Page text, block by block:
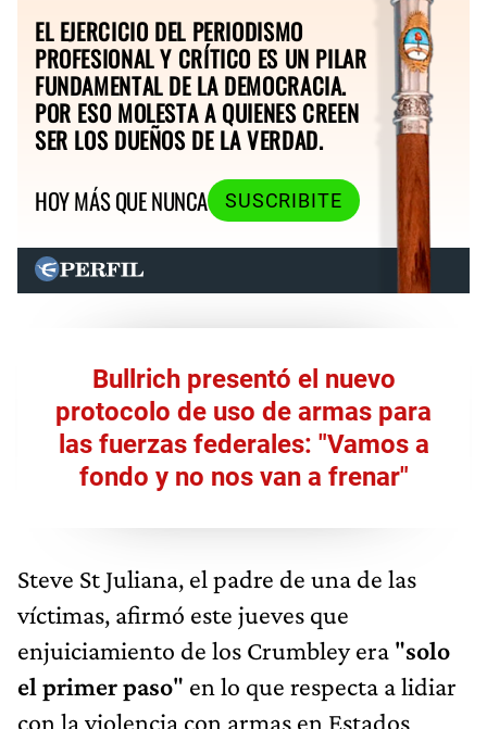
EL EJERCICIO DEL PERIODISMO
PROFESIONAL Y CRÍTICO ES UN PILAR
FUNDAMENTAL DE LA DEMOCRACIA.
POR ESO MOLESTA A QUIENES CREEN
SER LOS DUEÑOS DE LA VERDAD.
HOY MÁS QUE NUNCA
SUSCRIBITE
Bullrich presentó el nuevo
protocolo de uso de armas para
las fuerzas federales: "Vamos a
fondo y no nos van a frenar"
Steve St Juliana, el padre de una de las
víctimas, afirmó este jueves que
enjuiciamiento de los Crumbley era "solo
el primer paso" en lo que respecta a lidiar
con la violencia con armas en Estados